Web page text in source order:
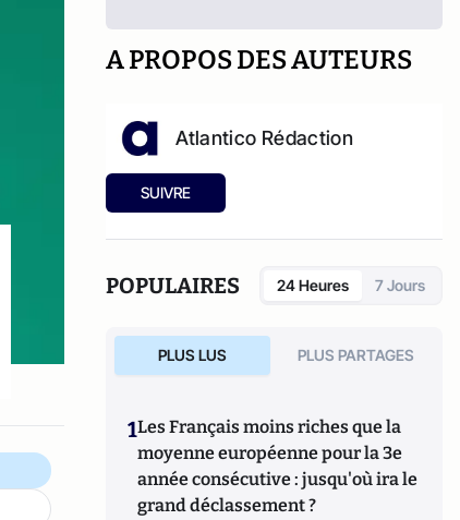
A PROPOS DES AUTEURS
Atlantico Rédaction
SUIVRE
POPULAIRES 24 Heures 7 Jours
PLUS LUS PLUS PARTAGES
1Les Français moins riches que la
moyenne européenne pour la 3e
année consécutive : jusqu'où ira le
grand déclassement ?